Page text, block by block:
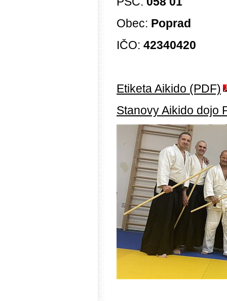
Obec: Poprad
IČO: 42340420
Etiketa Aikido (PDF)
Stanovy Aikido dojo